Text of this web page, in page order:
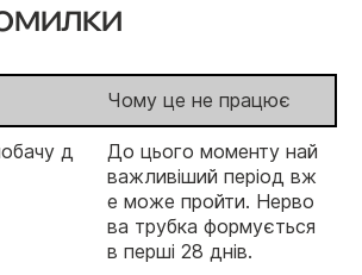
Чому це не працює
д
До цього моменту най
важливіший період вж
е може пройти. Нерво
ва трубка формується
в перші 28 днів.